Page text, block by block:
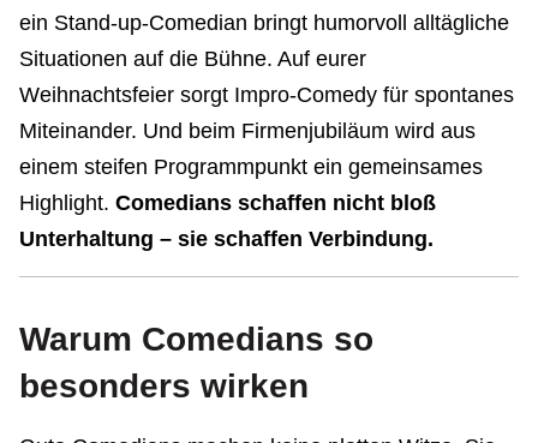
ein Stand-up-Comedian bringt humorvoll alltägliche
Situationen auf die Bühne. Auf eurer
Weihnachtsfeier sorgt Impro-Comedy für spontanes
Miteinander. Und beim Firmenjubiläum wird aus
einem steifen Programmpunkt ein gemeinsames
Highlight. Comedians schaffen nicht bloß
Unterhaltung – sie schaffen Verbindung.
Warum Comedians so
besonders wirken